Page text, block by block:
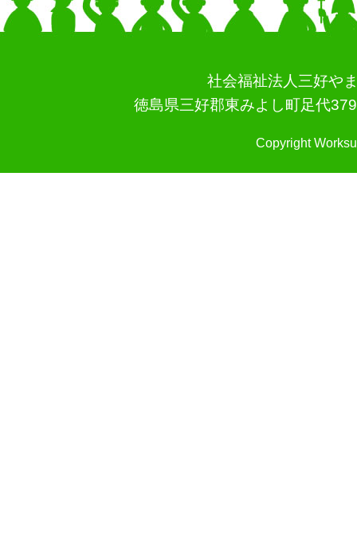
社会福祉法人三好や
徳島県三好郡東みよし町足代
Copyright